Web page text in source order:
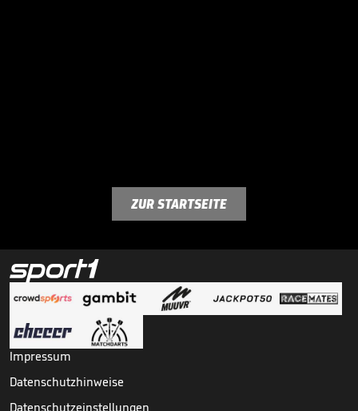
ZUR STARTSEITE
Impressum
Datenschutzhinweise
Datenschutzeinstellungen